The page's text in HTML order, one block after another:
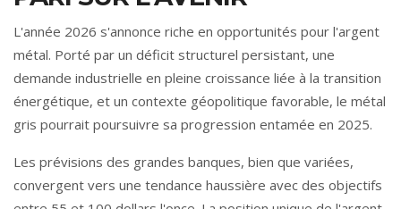
L'année 2026 s'annonce riche en opportunités pour l'argent
métal. Porté par un déficit structurel persistant, une
demande industrielle en pleine croissance liée à la transition
énergétique, et un contexte géopolitique favorable, le métal
gris pourrait poursuivre sa progression entamée en 2025.
Les prévisions des grandes banques, bien que variées,
convergent vers une tendance haussière avec des objectifs